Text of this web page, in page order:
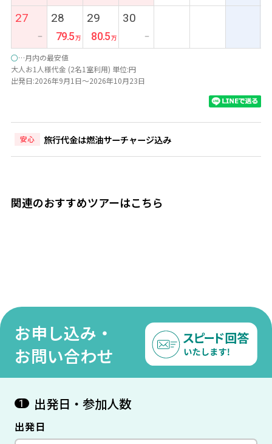
27
ー
28
79.5
29
80.5
30
ー
○…月内の最安値
大人お1人様代金 (2名1室利用) 単位:円
出発日:2026年9月1日～2026年10月23日
安心 旅行代金は燃油サーチャージ込み
関連のおすすめツアーはこちら
お申し込み・
お問い合わせ
1 出発日・参加人数
出発日